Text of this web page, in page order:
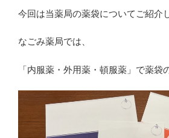
今回は当薬局の薬袋についてご紹介
なごみ薬局では、
「内服薬・外用薬・頓服薬」で薬袋